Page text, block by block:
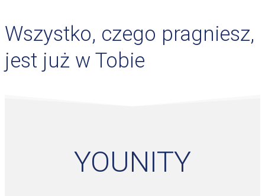
Wszystko, czego pragniesz,
jest już w Tobie
YOUNITY